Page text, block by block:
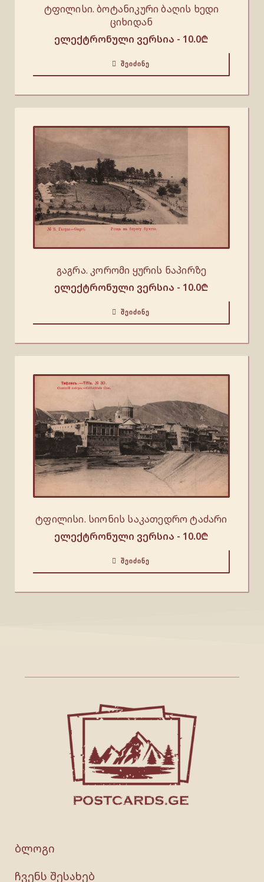
ტფილისი. ბოტანიკური ბაღის ხედი
ციხიდან
ელექტრონული ვერსია - 10.0₾
ᲨᲔᲘᲫᲘᲜᲔ
გაგრა. კორომი ყურის ნაპირზე
ელექტრონული ვერსია - 10.0₾
ᲨᲔᲘᲫᲘᲜᲔ
ტფილისი. სიონის საკათედრო ტაძარი
ელექტრონული ვერსია - 10.0₾
ᲨᲔᲘᲫᲘᲜᲔ
ბლოგი
ჩვენს შესახებ